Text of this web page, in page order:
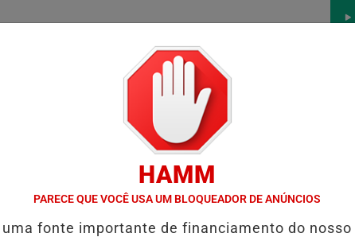
CONTATO / PUBLICIDADES LEGAIS
ANTES DO CRIME PREFEITURA DE FORMOSA INICIA
HAMM
PARECE QUE VOCÊ USA UM BLOQUEADOR DE ANÚNCIOS
fonte importante de financiamento do